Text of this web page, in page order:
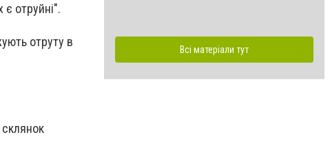
отруйні".
отруту в
Всі матеріали тут